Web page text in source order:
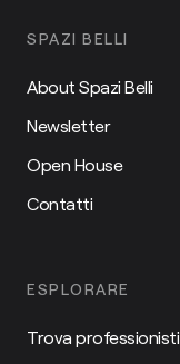
SPAZI BELLI
About Spazi Belli
Newsletter
Open House
Contatti
ESPLORARE
Trova professionisti